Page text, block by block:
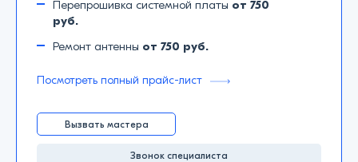
Перепрошивка системной платы от 750
руб.
Ремонт антенны от 750 руб.
Посмотреть полный прайс-лист
Вызвать мастера
Звонок специалиста